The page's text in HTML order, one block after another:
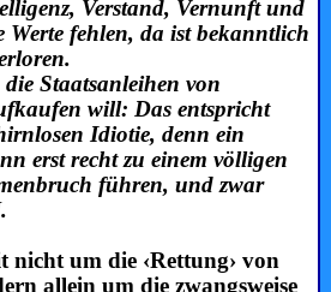
Verstand, Vernunft und
Werte fehlen, da ist bekanntlich
Staatsanleihen von
will: Das entspricht
Idiotie, denn ein
erst recht zu einem völligen
führen, und zwar
nicht um die ‹Rettung› von
allein um die zwangsweise